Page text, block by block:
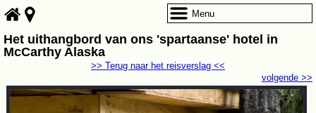
Het uithangbord van ons 'spartaanse' hotel in
McCarthy Alaska
volgende >>
>> Terug naar het reisverslag <<
Menu